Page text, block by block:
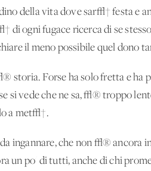
della vita dove sar√† festa e
di ogni fugace ricerca di se
il meno possibile quel dono
storia. Forse ha solo fretta e ha
si vede che ne sa, √® troppo
a met√†.
ingannare, che non √® ancora
un po' di tutti, anche di chi